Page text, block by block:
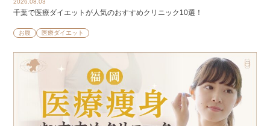
2026.08.03
千葉で医療ダイエットが人気のおすすめクリニック10選！
お腹 医療ダイエット